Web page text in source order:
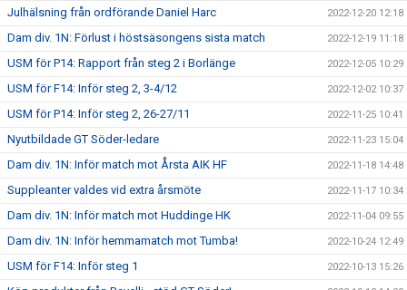
Julhälsning från ordförande Daniel Harc 2022-12-20 12:18
Dam div. 1N: Förlust i höstsäsongens sista match 2022-12-19 11:18
USM för P14: Rapport från steg 2 i Borlänge 2022-12-05 10:29
USM för F14: Inför steg 2, 3-4/12 2022-12-02 10:37
USM för P14: Inför steg 2, 26-27/11 2022-11-25 10:41
Nyutbildade GT Söder-ledare 2022-11-23 15:04
Dam div. 1N: Inför match mot Årsta AIK HF 2022-11-18 14:48
Suppleanter valdes vid extra årsmöte 2022-11-17 10:34
Dam div. 1N: Inför match mot Huddinge HK 2022-11-04 09:55
Dam div. 1N: Inför hemmamatch mot Tumba! 2022-10-24 12:49
USM för F14: Inför steg 1 2022-10-13 15:26